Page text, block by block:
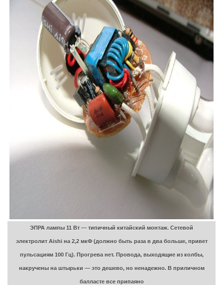
ЭПРА лампы 11 Вт — типичный китайский монтаж. Сетевой
электролит Aishi на 2,2 мкФ (должно быть раза в два больше, привет
пульсациям 100 Гц). Прогрева нет. Провода, выходящие из колбы,
накручены на штырьки — это дешево, но ненадежно. В приличном
балласте все припаяно